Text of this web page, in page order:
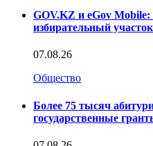
GOV.KZ и eGov
избирательный
07.08.26
Общество
Более 75 тысяч
государственные